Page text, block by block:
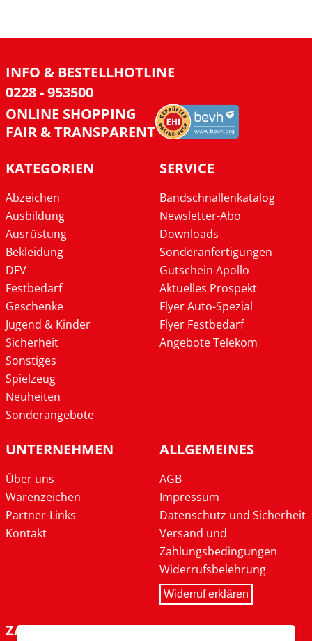
INFO & BESTELLHOTLINE
0228 - 953500
ONLINE SHOPPING
FAIR & TRANSPARENT
KATEGORIEN
Abzeichen
Ausbildung
Ausrüstung
Bekleidung
DFV
Festbedarf
Geschenke
Jugend & Kinder
Sicherheit
Sonstiges
Spielzeug
Neuheiten
Sonderangebote
SERVICE
Bandschnallenkatalog
Newsletter-Abo
Downloads
Sonderanfertigungen
Gutschein Apollo
Aktuelles Prospekt
Flyer Auto-Spezial
Flyer Festbedarf
Angebote Telekom
UNTERNEHMEN
Über uns
Warenzeichen
Partner-Links
Kontakt
ALLGEMEINES
AGB
Impressum
Datenschutz und Sicherheit
Versand und
Zahlungsbedingungen
Widerrufsbelehrung
Widerruf erklären
ZAHLARTEN